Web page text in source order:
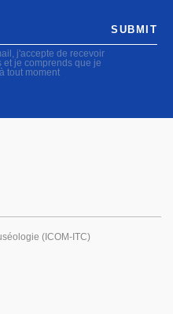
j'accepte de recevoir
et je comprends que je
tout moment
SUBMIT
(ICOM-ITC)